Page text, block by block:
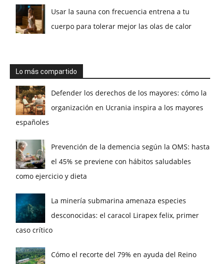
Usar la sauna con frecuencia entrena a tu
cuerpo para tolerar mejor las olas de calor
Lo más compartido
Defender los derechos de los mayores: cómo la
organización en Ucrania inspira a los mayores
españoles
Prevención de la demencia según la OMS: hasta
el 45% se previene con hábitos saludables
como ejercicio y dieta
La minería submarina amenaza especies
desconocidas: el caracol Lirapex felix, primer
caso crítico
Cómo el recorte del 79% en ayuda del Reino